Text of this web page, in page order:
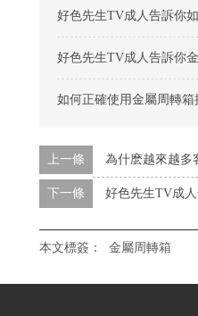
好色先生TV成人告訴你
好色先生TV成人告訴你金
如何正確使用金屬周轉箱
上一條 為什麽越來越多客
下一條 好色先生TV成
本文標簽： 金屬周轉箱